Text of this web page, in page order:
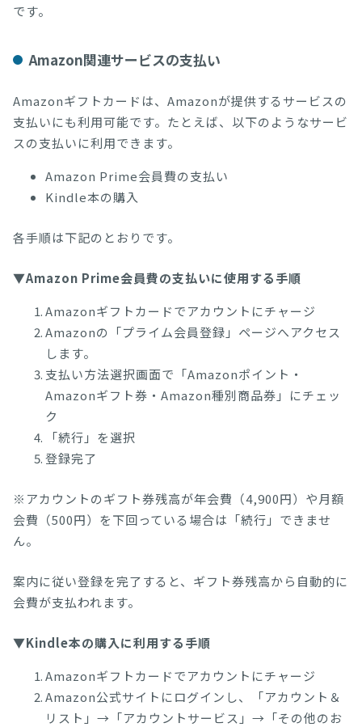
です。
Amazon関連サービスの支払い
Amazonギフトカードは、Amazonが提供するサービスの
支払いにも利用可能です。たとえば、以下のようなサービ
スの支払いに利用できます。
Amazon Prime会員費の支払い
Kindle本の購入
各手順は下記のとおりです。
▼Amazon Prime会員費の支払いに使用する手順
Amazonギフトカードでアカウントにチャージ
Amazonの「プライム会員登録」ページへアクセス
します。
支払い方法選択画面で「Amazonポイント・
Amazonギフト券・Amazon種別商品券」にチェッ
ク
「続行」を選択
登録完了
※アカウントのギフト券残高が年会費（4,900円）や月額
会費（500円）を下回っている場合は「続行」できませ
ん。
案内に従い登録を完了すると、ギフト券残高から自動的に
会費が支払われます。
▼Kindle本の購入に利用する手順
Amazonギフトカードでアカウントにチャージ
Amazon公式サイトにログインし、「アカウント＆
リスト」→「アカウントサービス」→「その他のお